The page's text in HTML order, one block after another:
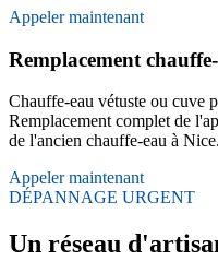
Appeler maintenant
Remplacement
Chauffe-eau vétuste ou cuve
Remplacement complet de
de l'ancien chauffe-eau à Nice.
Appeler maintenant
DÉPANNAGE URGENT
Un réseau